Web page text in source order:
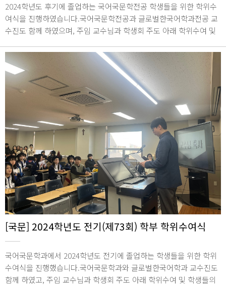
2024학년도 후기에 졸업하는 국어국문학전공 학생들을 위한 학위수
여식을 진행하였습니다.국어국문학전공과 글로벌한국어학과전공 교
수진도 함께 하였으며, 주임 교수님과 학생회 주도 아래 학위수여 및
합관 1846호
[국문] 2024학년도 전기(제73회) 학부 학위수여식
국어국문학과에서 2024학년도 전기에 졸업하는 학생들을 위한 학위
수여식을 진행했습니다.국어국문학과와 글로벌한국어학과 교수진도
함께 하였고, 주임 교수님과 학생회 주도 아래 학위수여 및 학생들의